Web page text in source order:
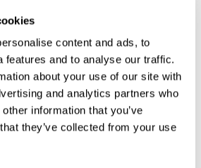
content and ads, to
features and to analyse our traffic.
about your use of our site with
and analytics partners who
information that you’ve
they’ve collected from your use
se busca estimular capacidades
y la memoria no verbal. Al
consistentemente juegos como
estimula un patrón de activación
ayuda a que los circuitos neuronales se
funciones cognitivas debilitadas o
consistente nuestras habilidades,
sinapsis, y a que los circuitos
y mejoren las funciones cognitivas.